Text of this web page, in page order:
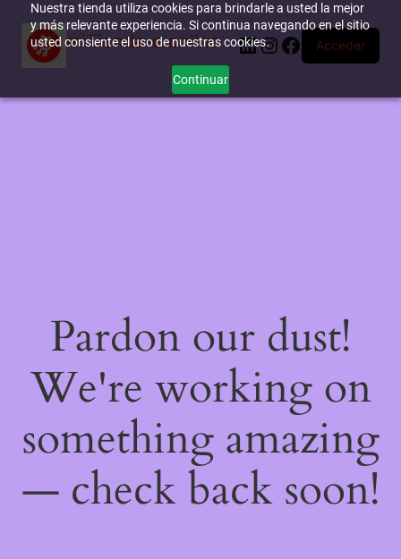
Nuestra tienda utiliza cookies para brindarle a usted la mejor
y más relevante experiencia. Si continua navegando en el sitio
usted consiente el uso de nuestras cookies.
Continuar
miTienda-e.online LinkedIn
Instagram
Facebook
Acceder
Pardon our dust!
We're working on
something amazing
— check back soon!